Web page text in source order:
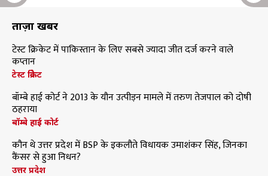
ताज़ा खबरें
टेस्ट क्रिकेट में पाकिस्तान के लिए सबसे ज्यादा जीत दर्ज करने वाले
कप्तान
टेस्ट क्रिकेट
बॉम्बे हाई कोर्ट ने 2013 के यौन उत्पीड़न मामले में तरुण तेजपाल को दोषी
ठहराया
बॉम्बे हाई कोर्ट
कौन थे उत्तर प्रदेश में BSP के इकलौते विधायक उमाशंकर सिंह, जिनका
कैंसर से हुआ निधन?
उत्तर प्रदेश